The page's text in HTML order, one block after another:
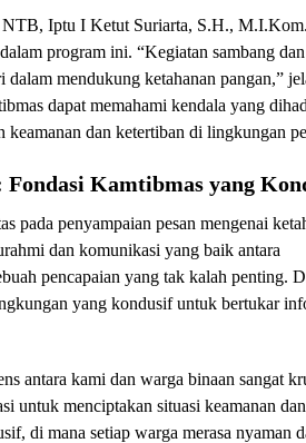
Iptu I Ketut Suriarta, S.H.,
program ini. “Kegiatan sambang
mendukung ketahanan pangan,”
dapat memahami kendala yang
keamanan dan ketertiban di lingkungan
Kamtibmas yang
pada penyampaian pesan mengenai
dan komunikasi yang baik antara
pencapaian yang tak kalah penting.
yang kondusif untuk bertukar
antara kami dan warga binaan sangat
untuk menciptakan situasi keamanan
di mana setiap warga merasa nyaman